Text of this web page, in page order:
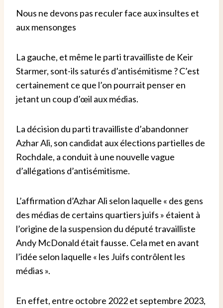
Nous ne devons pas reculer face aux insultes et
aux mensonges
La gauche, et même le parti travailliste de Keir
Starmer, sont-ils saturés d’antisémitisme ? C’est
certainement ce que l’on pourrait penser en
jetant un coup d’œil aux médias.
La décision du parti travailliste d’abandonner
Azhar Ali, son candidat aux élections partielles de
Rochdale, a conduit à une nouvelle vague
d’allégations d’antisémitisme.
L’affirmation d’Azhar Ali selon laquelle « des gens
des médias de certains quartiers juifs » étaient à
l’origine de la suspension du député travailliste
Andy McDonald était fausse. Cela met en avant
l’idée selon laquelle « les Juifs contrôlent les
médias ».
En effet, entre octobre 2022 et septembre 2023,